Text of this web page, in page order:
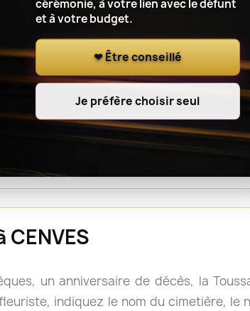
l’adresse complète, le nom du
réseau de coordonner la remise des
à déplacer après la cérémonie.
vérifier les consignes du crématorium
un anniversaire de décès, la
indiquez le nom du cimetière, le
cérémonie, à votre lien avec le défunt
et à votre budget.
❤ Être conseillé
Je préfère choisir seul